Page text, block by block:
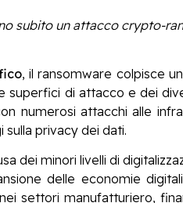
subito un attacco crypto-
, il ransomware colpisce
superfici di attacco e dei
numerosi attacchi alle
privacy dei dati.
dei minori livelli di
delle economie
settori manufatturiero,